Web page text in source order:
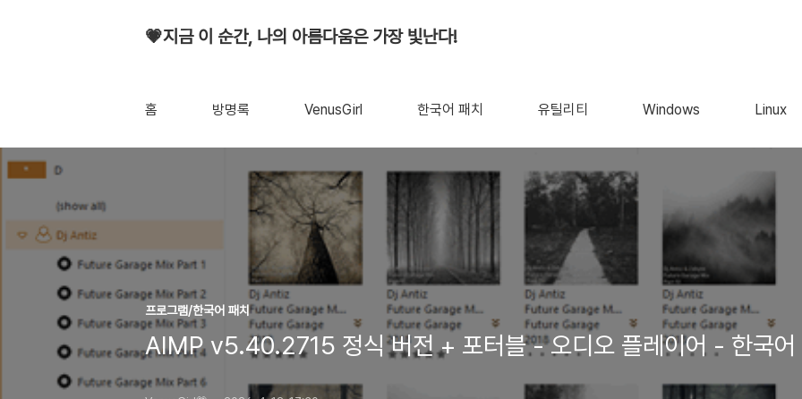
💗지금 이 순간, 나의 아름다움은 가장 빛난다!
홈 방명록 VenusGirl 한국어 패치 유틸리티 Windows Linux
프로그램/한국어 패치
AIMP v5.40.2715 정식 버전 + 포터블 - 오디오 플레이어 - 한국어